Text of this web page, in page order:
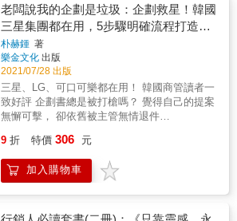
到訣竅，讓創意源源不絕！ ■ 7大訣竅，學會提
案．企劃技巧，創造無限商機！ SETP 1：設
定目的，就能抓對主題！ SETP 2：消除抗拒
心理，擺脫不想寫的魔咒！ SETP 3：10種固
定格式範例，立刻符合公司需求！ SETP 4：
提案的3項構成要素 SETP 5：15個案例及提案
重點，對公司、對客戶都搞定！ SETP 6：絕
對被採用的5個關鍵 SETP 7：提案．企劃大全
快速掌握消費者行為核心概念 不論自學、課堂
皆適用的最佳入門書！ & ■透過本書了解： 1.
日常生活場景案例 2.跨學科觀點深度剖析 3.探
索消費者決策形成因素 4.協助企業制定有效的
行銷策略與活動 & 本書總共分為三篇，共十五
者的個人面向有關的理論與概念。 第1章 引
言。 第2章 知覺：如何處理五感所接收的刺
激。 第3章 學習：人類的學習機制（行動的變
化）。 第4章 記憶：如何記憶接收到的刺激。
評價。 第6章 意願決策：購買意願決策過程。
& 「第Ⅱ篇 針對個人消費者的行銷」：企業該
如何針對這些消費者行為來設計行銷活動。 第
老闆說我的企劃是垃圾：企劃救星！韓國
三星集團都在用，5步驟明確流程打造神
提案
朴赫鍾 著
樂金文化 出版
2021/07/28 出版
三星、LG、可口可樂都在用！ 韓國商管讀者一
致好評 企劃書總是被打槍嗎？ 覺得自己的提案
無懈可擊， 卻依舊被主管無情退件
「這是什麼垃圾，你拿回去重寫！」 我們總想
要按照好範本、好模式，做出令人激賞的企
劃，卻一次次被老闆丟進垃圾桶。這是為什麼
或上司能夠輕鬆看懂，才是重點。」 心中有讀
9 折 特價 306 元
加入購物車